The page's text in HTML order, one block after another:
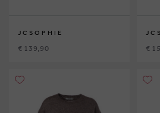
JCSOPHIE
€ 139,90 €